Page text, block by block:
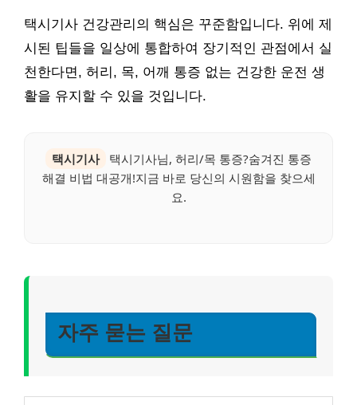
택시기사 건강관리의 핵심은 꾸준함입니다. 위에 제
시된 팁들을 일상에 통합하여 장기적인 관점에서 실
천한다면, 허리, 목, 어깨 통증 없는 건강한 운전 생
활을 유지할 수 있을 것입니다.
택시기사
택시기사님, 허리/목 통증?숨겨진 통증
해결 비법 대공개!지금 바로 당신의 시원함을 찾으세
요.
자주 묻는 질문